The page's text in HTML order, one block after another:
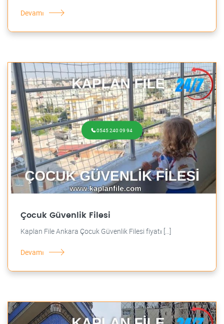
Devamı
0545 240 09 94
Çocuk Güvenlik Filesi
Kaplan File Ankara Çocuk Güvenlik Filesi fiyatı [...]
Devamı